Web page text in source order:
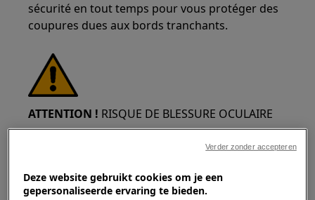
sécurité en tout temps pour vous protéger des
coupures dues aux bords tranchants.
ATTENTION ! RISQUE DE BLESSURE OCULAIRE
Deze website gebruikt cookies om je een
gepersonaliseerde ervaring te bieden.
Verder zonder accepteren